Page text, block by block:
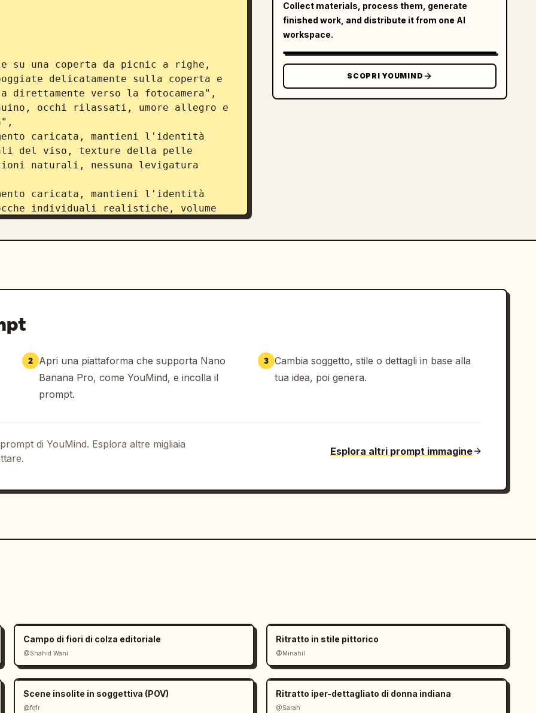
delicatamente sulla coperta e
verso la fotocamera",
del viso, texture della pelle
naturali, nessuna levigatura
individuali realistiche, volume
brezza costiera",
rosso chiaro e bianco
con
texture del tessuto
movimento del vento, condizioni di
Collect materials, process them, generate
finished work, and distribute it from one AI
workspace.
SCOPRI YOUMIND
2 Apri una piattaforma che supporta Nano
Banana Pro, come YouMind, e incolla il
prompt.
3 Cambia soggetto, stile o dettagli in base alla
tua idea, poi genera.
di YouMind. Esplora altre migliaia
Esplora altri prompt immagine
Campo di fiori di colza editoriale
@Shahid Wani
Ritratto in stile pittorico
@Minahil
Scene insolite in soggettiva (POV)
@fofr
Ritratto iper-dettagliato di donna indiana
@Sarah